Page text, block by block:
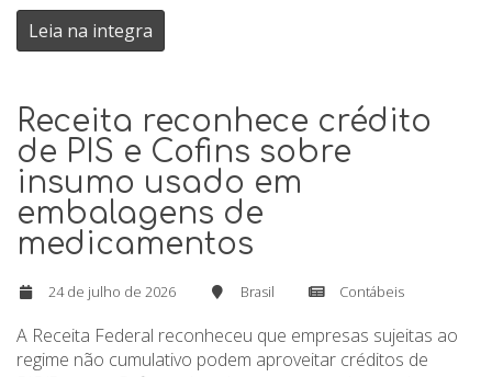
Leia na integra
Receita reconhece crédito
de PIS e Cofins sobre
insumo usado em
embalagens de
medicamentos
24 de julho de 2026 Brasil Contábeis
A Receita Federal reconheceu que empresas sujeitas ao
regime não cumulativo podem aproveitar créditos de